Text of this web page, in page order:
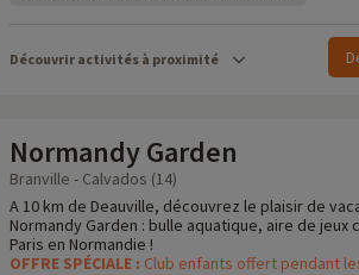
Découvrir activités à proximité
Normandy Garden
Branville - Calvados (14)
A 10 km de Deauville, découvrez le plaisir de
Normandy Garden : bulle aquatique, aire de jeux
Paris en Normandie !
OFFRE SPÉCIALE : Club enfants offert pendant